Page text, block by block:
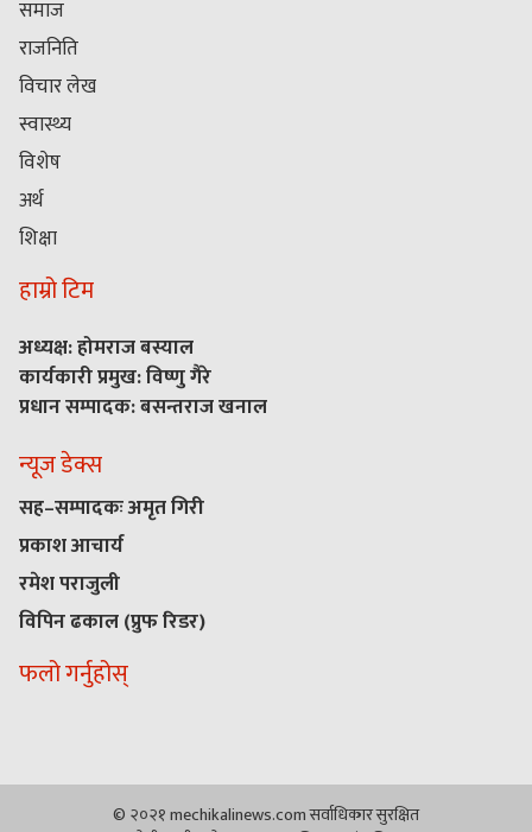
समाज
राजनिति
विचार लेख
स्वास्थ्य
विशेष
अर्थ
शिक्षा
हाम्रो टिम
अध्यक्ष: होमराज बस्याल
कार्यकारी प्रमुख: विष्णु गैरे
प्रधान सम्पादक: बसन्तराज खनाल
न्यूज डेक्स
सह–सम्पादकः अमृत गिरी
प्रकाश आचार्य
रमेश पराजुली
विपिन ढकाल (प्रुफ रिडर)
फलो गर्नुहोस्
© २०२१ mechikalinews.com सर्वाधिकार सुरक्षित